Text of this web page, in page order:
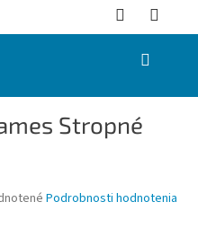
NÁKUPNÝ
Stropné
Podrobnosti hodnotenia